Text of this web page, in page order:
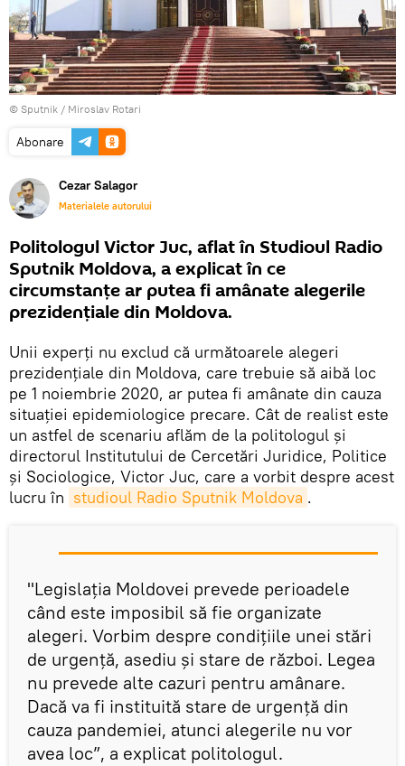
© Sputnik / Miroslav Rotari
Abonare
Cezar Salagor
Materialele autorului
Politologul Victor Juc, aflat în Studioul Radio
Sputnik Moldova, a explicat în ce
circumstanțe ar putea fi amânate alegerile
prezidențiale din Moldova.
Unii experți nu exclud că următoarele alegeri
prezidențiale din Moldova, care trebuie să aibă loc
pe 1 noiembrie 2020, ar putea fi amânate din cauza
situației epidemiologice precare. Cât de realist este
un astfel de scenariu aflăm de la politologul și
directorul Institutului de Cercetări Juridice, Politice
și Sociologice, Victor Juc, care a vorbit despre acest
lucru în studioul Radio Sputnik Moldova .
"Legislația Moldovei prevede perioadele
când este imposibil să fie organizate
alegeri. Vorbim despre condițiile unei stări
de urgență, asediu și stare de război. Legea
nu prevede alte cazuri pentru amânare.
Dacă va fi instituită stare de urgență din
cauza pandemiei, atunci alegerile nu vor
avea loc”, a explicat politologul.